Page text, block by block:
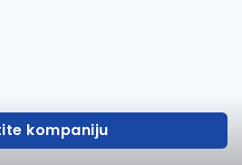
kompaniju